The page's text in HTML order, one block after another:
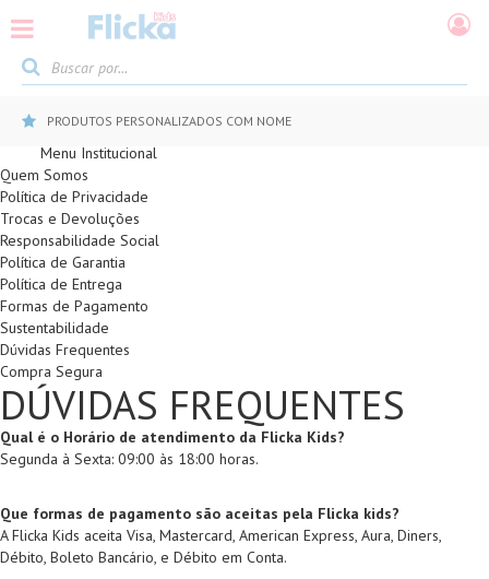
PRODUTOS PERSONALIZADOS COM NOME
Menu Institucional
Quem Somos
Política de Privacidade
Trocas e Devoluções
Responsabilidade Social
Política de Garantia
Política de Entrega
Formas de Pagamento
Sustentabilidade
Dúvidas Frequentes
Compra Segura
DÚVIDAS FREQUENTES
Qual é o Horário de atendimento da Flicka Kids?
Segunda à Sexta: 09:00 às 18:00 horas.
Que formas de pagamento são aceitas pela Flicka kids?
A Flicka Kids aceita Visa, Mastercard, American Express, Aura, Diners,
Débito, Boleto Bancário, e Débito em Conta.